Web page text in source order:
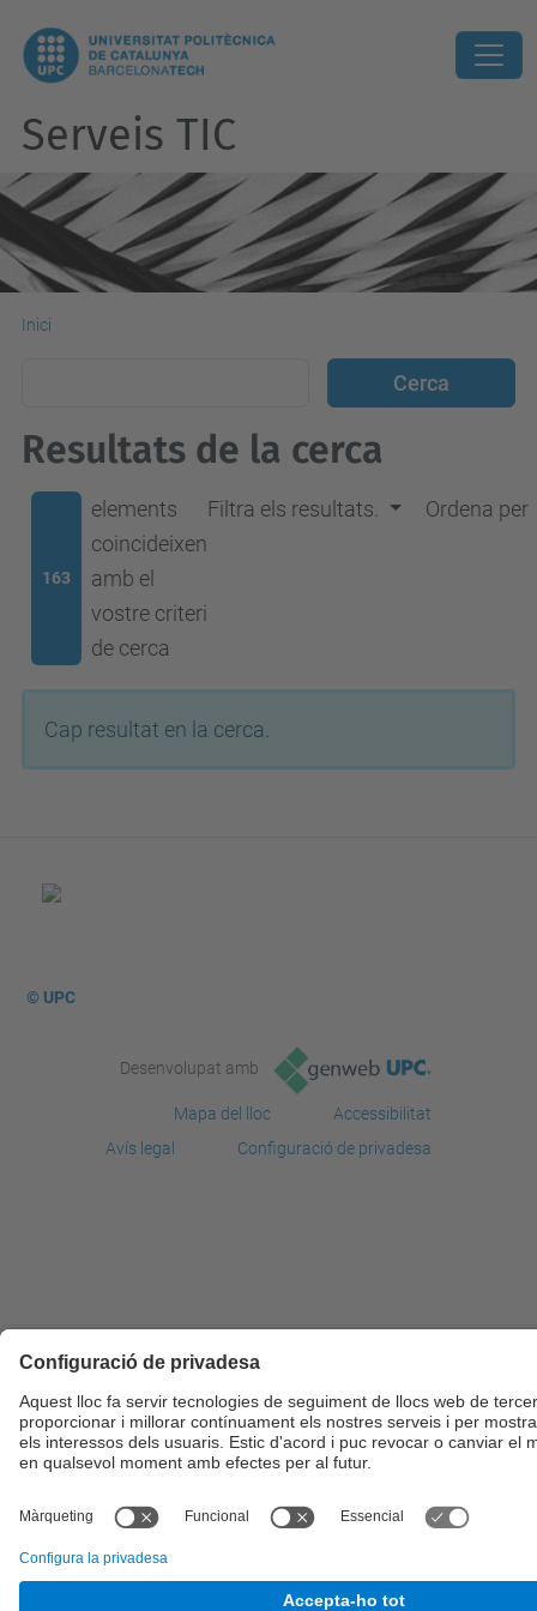
Serveis TIC
Inici
Resultats de la cerca
163
elements
coincideixen
amb el
vostre criteri
de cerca
Filtra els resultats. Ordena per
Cap resultat en la cerca.
© UPC
Desenvolupat amb
Mapa del lloc
Accessibilitat
Avís legal
Configuració de privadesa